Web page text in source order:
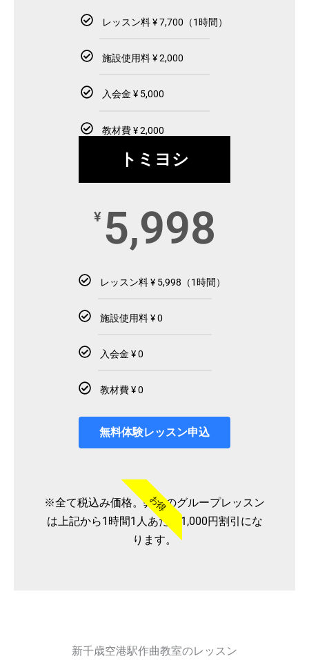
レッスン料 ¥ 7,700（1時間）
施設使用料 ¥ 2,000
入会金 ¥ 5,000
教材費 ¥ 2,000
トミヨシ
¥ 5,998
レッスン料 ¥ 5,998（1時間）
施設使用料 ¥ 0
入会金 ¥ 0
教材費 ¥ 0
無料体験レッスン申込
お得
※全て税込み価格。弊社のグループレッスン
は上記から1時間1人あたり1,000円割引にな
ります。
新千歳空港駅作曲教室のレッスン